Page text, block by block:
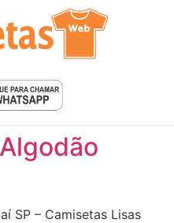
SP – Camisetas Lisas